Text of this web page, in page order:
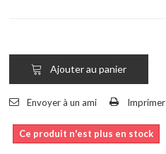
Ajouter au panier
Envoyer à un ami Imprimer
Ce produit n'est plus en stock